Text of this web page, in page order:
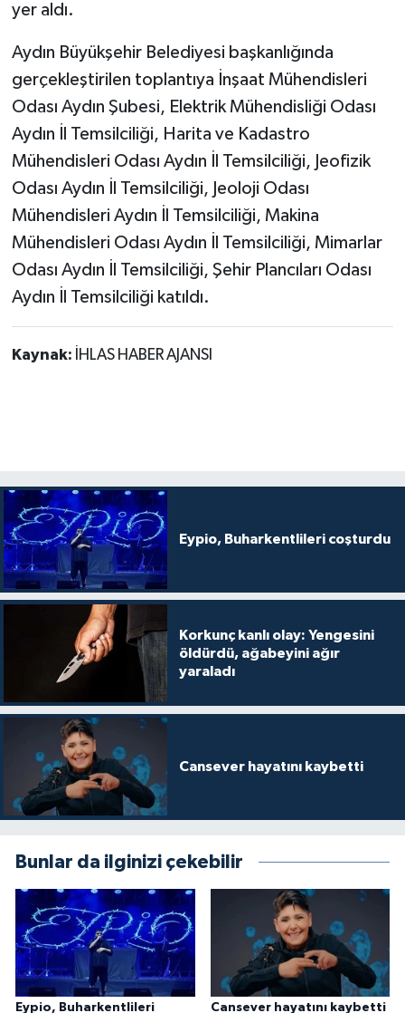
yer aldı.
Aydın Büyükşehir Belediyesi başkanlığında
gerçekleştirilen toplantıya İnşaat Mühendisleri
Odası Aydın Şubesi, Elektrik Mühendisliği Odası
Aydın İl Temsilciliği, Harita ve Kadastro
Mühendisleri Odası Aydın İl Temsilciliği, Jeofizik
Odası Aydın İl Temsilciliği, Jeoloji Odası
Mühendisleri Aydın İl Temsilciliği, Makina
Mühendisleri Odası Aydın İl Temsilciliği, Mimarlar
Odası Aydın İl Temsilciliği, Şehir Plancıları Odası
Aydın İl Temsilciliği katıldı.
Kaynak: İHLAS HABER AJANSI
Eypio, Buharkentlileri coşturdu
Korkunç kanlı olay: Yengesini
öldürdü, ağabeyini ağır
yaraladı
Cansever hayatını kaybetti
Bunlar da ilginizi çekebilir
Eypio, Buharkentlileri Cansever hayatını kaybetti